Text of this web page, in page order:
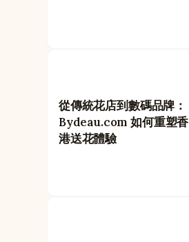
從傳統花店到數碼品牌：
Bydeau.com 如何重塑香
港送花體驗